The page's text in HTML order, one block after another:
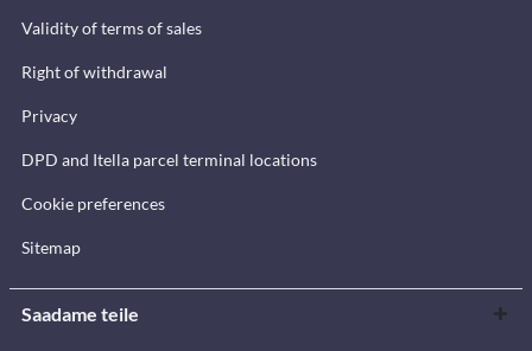
Validity of terms of sales
Right of withdrawal
Privacy
DPD and Itella parcel terminal locations
Cookie preferences
Sitemap
Saadame teile